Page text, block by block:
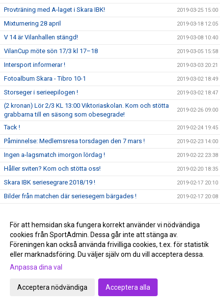
Provträning med A-laget i Skara IBK! 2019-03-25 15:00
Mixturnering 28 april 2019-03-18 12:05
V 14 är Vilanhallen stängd! 2019-03-08 10:40
VilanCup möte sön 17/3 kl 17–18 2019-03-05 15:58
Intersport informerar ! 2019-03-03 20:21
Fotoalbum Skara - Tibro 10-1 2019-03-02 18:49
Storseger i serieepilogen ! 2019-03-02 18:47
(2 kronan) Lör 2/3 KL 13:00 Viktoriaskolan. Kom och stötta
grabbarna till en säsong som obesegrade!
2019-02-26 09:00
Tack ! 2019-02-24 19:45
Påminnelse: Medlemsresa torsdagen den 7 mars ! 2019-02-23 14:00
Ingen a-lagsmatch imorgon lördag ! 2019-02-22 23:38
Håller sviten? Kom och stötta oss! 2019-02-20 18:35
Skara IBK seriesegrare 2018/19 ! 2019-02-17 20:10
Bilder från matchen där seriesegern bärgades ! 2019-02-17 20:08
KOM OCH STÖTTA OSS TILL SERIESEGER! 2019-02-10 16:46
Storseger borta mot Hjälmared 2019-02-08 23:16
Kom och stötta oss!!!! 2019-02-05 07:25
A-laget på hembesök hos P05 !
Lilja avgjorde med 16 sekunder kvar !
Dags att fylla borgen? Kom och stötta oss!
För att hemsidan ska fungera korrekt använder vi nödvändiga
cookies från SportAdmin. Dessa går inte att stänga av.
Föreningen kan också använda frivilliga cookies, t.ex. för statistik
eller marknadsföring. Du väljer själv om du vill acceptera dessa.
Anpassa dina val
Acceptera nödvändiga Acceptera alla